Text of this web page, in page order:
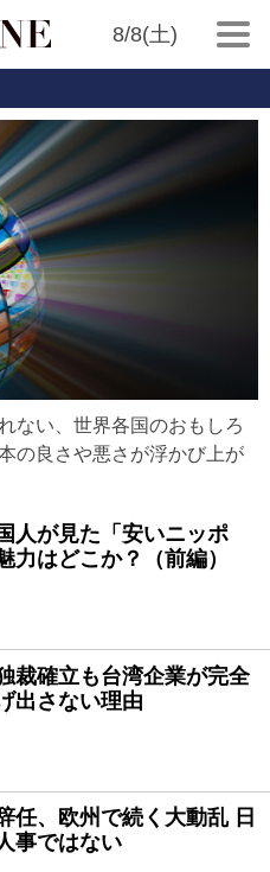
8/8(土)
ない、世界各国のおもしろ
の良さや悪さが浮かび上が
人が見た「安いニッポ
力はどこか？（前編）
裁確立も台湾企業が完全
出さない理由
任、欧州で続く大動乱 日
事ではない